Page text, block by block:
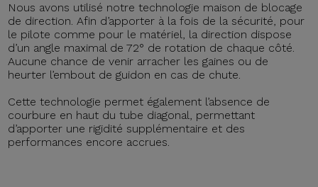
Nous avons utilisé notre technologie maison de blocage
de direction. Afin d’apporter à la fois de la sécurité, pour
le pilote comme pour le matériel, la direction dispose
d’un angle maximal de 72° de rotation de chaque côté.
Aucune chance de venir arracher les gaines ou de
heurter l’embout de guidon en cas de chute.
Cette technologie permet également l’absence de
courbure en haut du tube diagonal, permettant
d’apporter une rigidité supplémentaire et des
performances encore accrues.